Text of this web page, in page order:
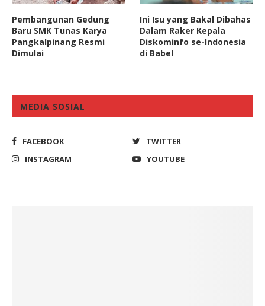
Pembangunan Gedung
Baru SMK Tunas Karya
Pangkalpinang Resmi
Dimulai
Ini Isu yang Bakal Dibahas
Dalam Raker Kepala
Diskominfo se-Indonesia
di Babel
MEDIA SOSIAL
FACEBOOK
TWITTER
INSTAGRAM
YOUTUBE